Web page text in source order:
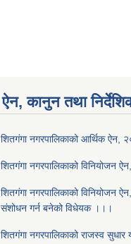
ऐन, कानुन तथा
शितगंगा नगरपालिकाको आर्थिक ऐन,
शितगंगा नगरपालिकाको विनियोजन
शितगंगा नगरपालिकाको विनियोजन
संशोधन गर्न बनेको विधेयक ।।।
शितगंगा नगरपालिकाको राजस्व सुधार